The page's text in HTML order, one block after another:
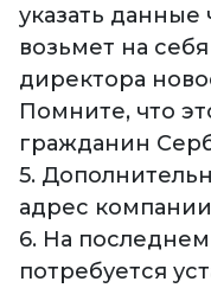
указать данные
возьмет на
директора
Помните, что
гражданин
5.
адрес
6. На
потребуется